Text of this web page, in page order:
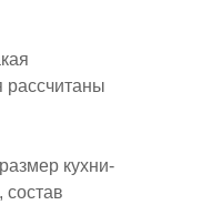
рассчитаны
кухни-
состав